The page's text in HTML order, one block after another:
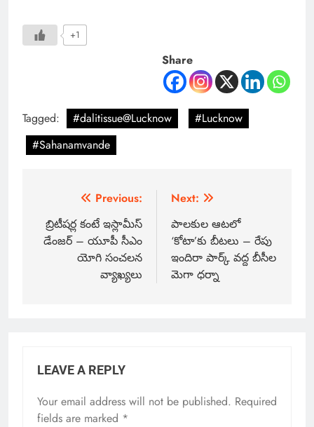
+1
Share
Tagged: #dalitissue@Lucknow
#Lucknow
#Sahanamvande
Previous:
బ్రిటీషర్ల కంటే ఇస్లామీస్
డేంజర్ – యూపీ సీఎం
యోగి సంచలన
వ్యాఖ్యలు
Next:
పాలకుల ఆటలో
‘కోటా’కు బీటలు – రేపు
ఇందిరా పార్క్ వద్ద బీసీల
మెగా ధర్నా
LEAVE A REPLY
Your email address will not be published. Required
fields are marked *